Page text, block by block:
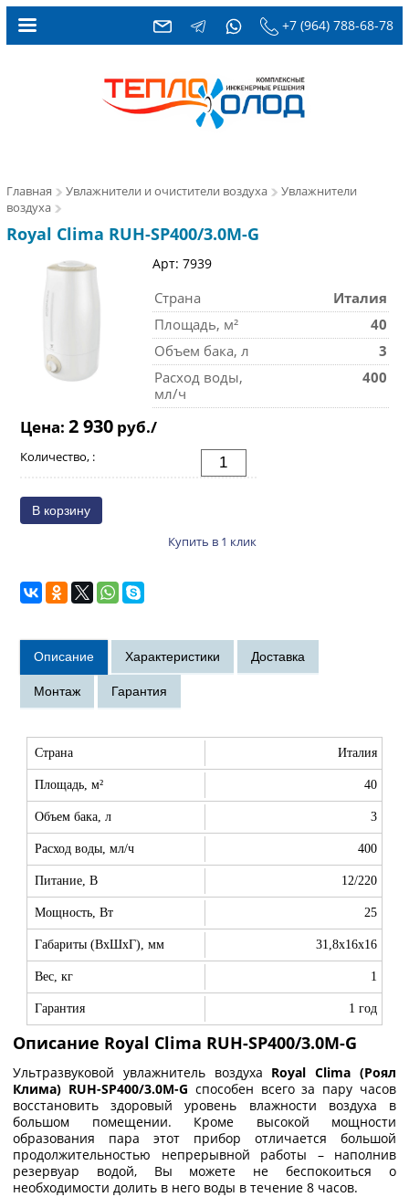
+7 (964) 788-68-78
Главная Увлажнители и очистители воздуха
Увлажнители
воздуха
Royal Clima RUH-SP400/3.0M-G
Арт: 7939
Страна
Италия
Площадь, м²
40
Объем бака, л
3
Расход воды,
мл/ч
400
Цена: 2 930 руб./
Количество, :
Купить в 1 клик
Страна Италия
Площадь, м² 40
Объем бака, л 3
Расход воды, мл/ч 400
Питание, В 12/220
Мощность, Вт 25
Габариты (ВхШхГ), мм 31,8x16x16
Вес, кг 1
Гарантия 1 год
Описание Royal Clima RUH-SP400/3.0M-G
Ультразвуковой увлажнитель воздуха Royal Clima(Роял
Клима) RUH-SP400/3.0M-G способен всего за пару часов
восстановить здоровый уровень влажности воздуха в
большом помещении. Кроме высокой мощности
образования пара этот прибор отличается большой
продолжительностью непрерывной работы – наполнив
резервуар водой, Вы можете не беспокоиться о
необходимости долить в него воды в течение 8 часов.